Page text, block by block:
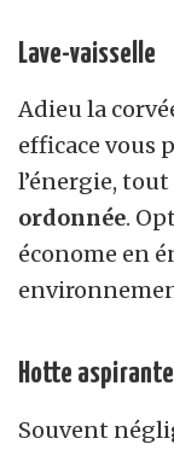
Lave-vaisselle
Adieu la
efficace vous
l’énergie,
ordonnée.
économe en
Hotte aspirante
Souvent